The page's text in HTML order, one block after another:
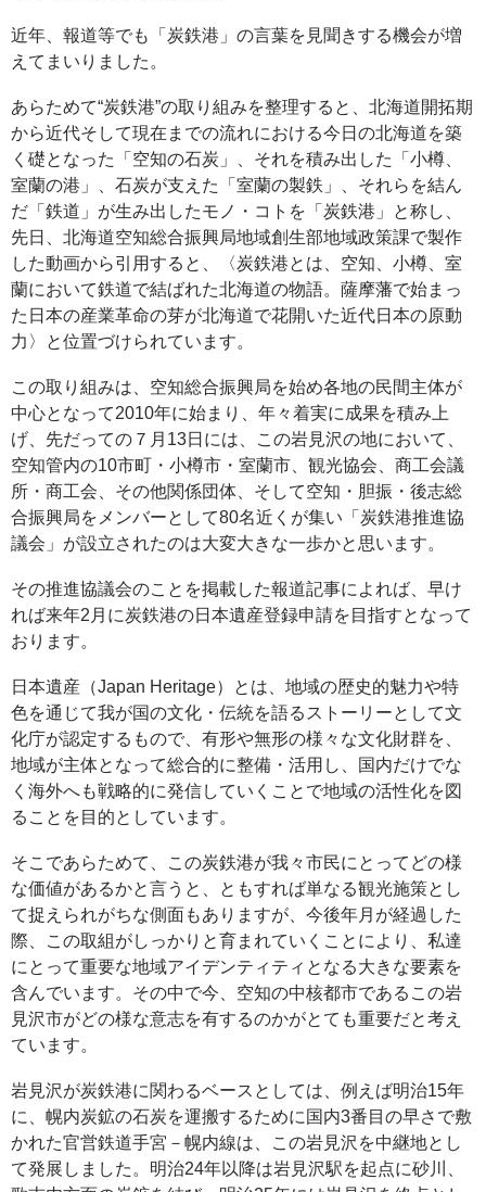
近年、報道等でも「炭鉄港」の言葉を見聞きする機会が増
えてまいりました。
あらためて“炭鉄港”の取り組みを整理すると、北海道開拓期
から近代そして現在までの流れにおける今日の北海道を築
く礎となった「空知の石炭」、それを積み出した「小樽、
室蘭の港」、石炭が支えた「室蘭の製鉄」、それらを結ん
だ「鉄道」が生み出したモノ・コトを「炭鉄港」と称し、
先日、北海道空知総合振興局地域創生部地域政策課で製作
した動画から引用すると、〈炭鉄港とは、空知、小樽、室
蘭において鉄道で結ばれた北海道の物語。薩摩藩で始まっ
た日本の産業革命の芽が北海道で花開いた近代日本の原動
力〉と位置づけられています。
この取り組みは、空知総合振興局を始め各地の民間主体が
中心となって2010年に始まり、年々着実に成果を積み上
げ、先だっての７月13日には、この岩見沢の地において、
空知管内の10市町・小樽市・室蘭市、観光協会、商工会議
所・商工会、その他関係団体、そして空知・胆振・後志総
合振興局をメンバーとして80名近くが集い「炭鉄港推進協
議会」が設立されたのは大変大きな一歩かと思います。
その推進協議会のことを掲載した報道記事によれば、早け
れば来年2月に炭鉄港の日本遺産登録申請を目指すとなって
おります。
日本遺産（Japan Heritage）とは、地域の歴史的魅力や特
色を通じて我が国の文化・伝統を語るストーリーとして文
化庁が認定するもので、有形や無形の様々な文化財群を、
地域が主体となって総合的に整備・活用し、国内だけでな
く海外へも戦略的に発信していくことで地域の活性化を図
ることを目的としています。
そこであらためて、この炭鉄港が我々市民にとってどの様
な価値があるかと言うと、ともすれば単なる観光施策とし
て捉えられがちな側面もありますが、今後年月が経過した
際、この取組がしっかりと育まれていくことにより、私達
にとって重要な地域アイデンティティとなる大きな要素を
含んでいます。その中で今、空知の中核都市であるこの岩
見沢市がどの様な意志を有するのかがとても重要だと考え
ています。
岩見沢が炭鉄港に関わるベースとしては、例えば明治15年
に、幌内炭鉱の石炭を運搬するために国内3番目の早さで敷
かれた官営鉄道手宮－幌内線は、この岩見沢を中継地とし
て発展しました。明治24年以降は岩見沢駅を起点に砂川、